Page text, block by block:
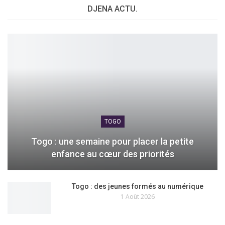
DJENA ACTU.
TOGO
Togo : une semaine pour placer la petite
enfance au cœur des priorités
Togo : des jeunes formés au numérique
1 Août 2026